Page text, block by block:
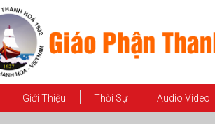
Giới Thiệu Thời Sự Audio Video